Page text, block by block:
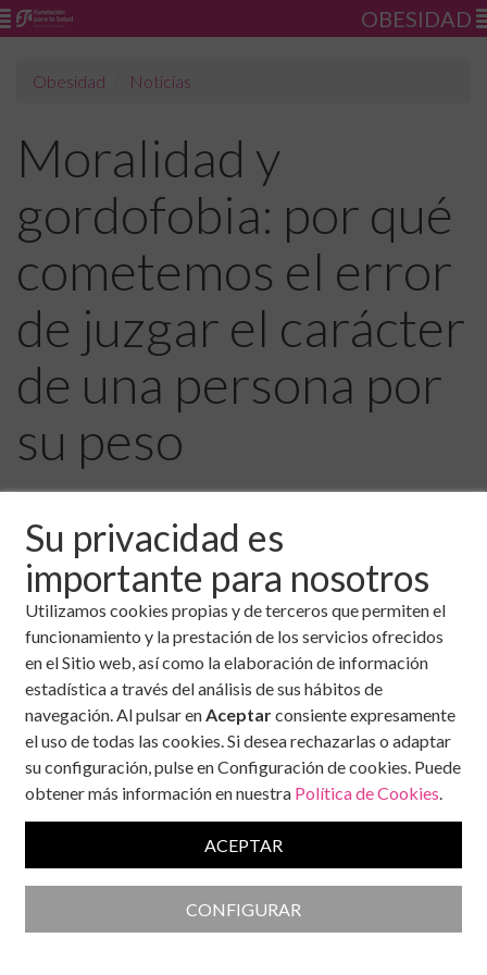
Su privacidad es
importante para nosotros
Utilizamos cookies propias y de terceros que permiten el
funcionamiento y la prestación de los servicios ofrecidos
en el Sitio web, así como la elaboración de información
estadística a través del análisis de sus hábitos de
navegación. Al pulsar enAceptarconsiente expresamente
el uso de todas las cookies. Si desea rechazarlas o adaptar
su configuración, pulse en Configuración de cookies. Puede
obtener más información en nuestra Política de Cookies.
ACEPTAR
CONFIGURAR
OBESIDAD
Obesidad Noticias
Moralidad y
gordofobia: por qué
cometemos el error
de juzgar el carácter
de una persona por
su peso
El Museo del Prado es una de las pinacotecas más visitadas
del mundo. Una de las salas más apreciadas por los amantes
de la pintura es la que contiene la colección de obras de El
Bosco. El espectador no debería marcharse de Madrid sin
antes admirar la maravillosa Mesa de los Pecados Capitales.
En esta pieza, el artista flamenco representa con gran
maestría los siete pecados que son principio y fuente de otros
de acuerdo con la tradición cristiana. En uno de los “radios” de
la “rueda” (la obra tiene forma circular) aparece plasmada la
gula mediante un señor con obesidad que come
desaforadamente sentado en una silla, mientras que un niño
pequeño, también con sobrepeso, le reclama al adulto que
comparta el festín.